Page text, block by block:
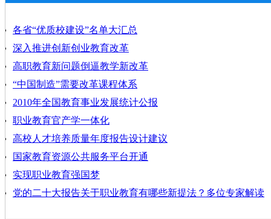
各省“优质校建设”名单大汇总
深入推进创新创业教育改革
高职教育新问题倒逼教学新改革
“中国制造”需要改革课程体系
2010年全国教育事业发展统计公报
职业教育官产学一体化
高校人才培养质量年度报告设计建议
国家教育资源公共服务平台开通
实现职业教育强国梦
党的二十大报告关于职业教育有哪些新提法？多位专家解读